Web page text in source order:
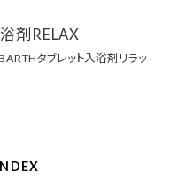
剤RELAX
BARTHタブレット入浴剤リラッ